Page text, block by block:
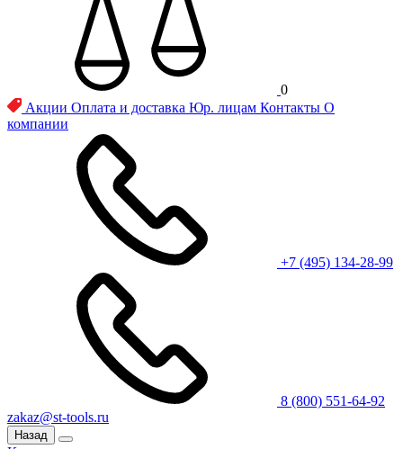
0
Акции Оплата и доставка Юр. лицам Контакты О
компании
+7 (495) 134-28-99
8 (800) 551-64-92
zakaz@st-tools.ru
Назад